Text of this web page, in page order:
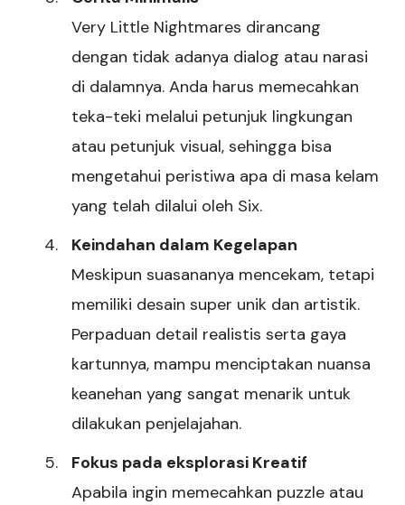
Very Little Nightmares dirancang
dengan tidak adanya dialog atau narasi
di dalamnya. Anda harus memecahkan
teka-teki melalui petunjuk lingkungan
atau petunjuk visual, sehingga bisa
mengetahui peristiwa apa di masa kelam
yang telah dilalui oleh Six.
Keindahan dalam Kegelapan
Meskipun suasananya mencekam, tetapi
memiliki desain super unik dan artistik.
Perpaduan detail realistis serta gaya
kartunnya, mampu menciptakan nuansa
keanehan yang sangat menarik untuk
dilakukan penjelajahan.
Fokus pada eksplorasi Kreatif
Apabila ingin memecahkan puzzle atau